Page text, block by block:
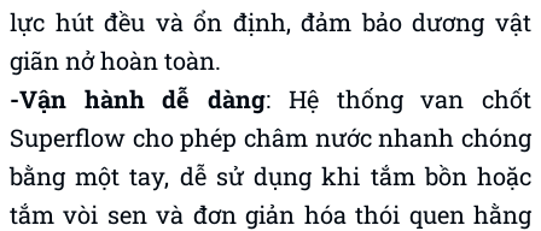
lực hút đều và ổn định, đảm bảo dương vật
giãn nở hoàn toàn.
-Vận hành dễ dàng: Hệ thống van chốt
Superflow cho phép châm nước nhanh chóng
bằng một tay, dễ sử dụng khi tắm bồn hoặc
tắm vòi sen và đơn giản hóa thói quen hằng